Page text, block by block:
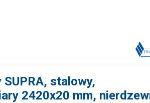
stalowy,
2420x20 mm,